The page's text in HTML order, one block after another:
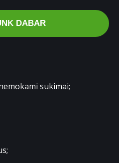
DABAR
sukimai;